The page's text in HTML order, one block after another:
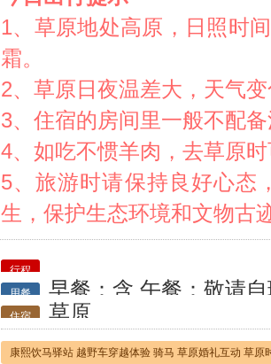
1、草原地处高原，日照时
霜。
2、草原日夜温差大，天气
3、住宿的房间里一般不配
4、如吃不惯羊肉，去草原
5、旅游时请保持良好心态
生，保护生态环境和文物古
行程
用餐
早餐：含 午餐：敬请
住宿 草原
康熙饮马驿站 越野车穿越体验 骑马 草原婚礼互动 草原